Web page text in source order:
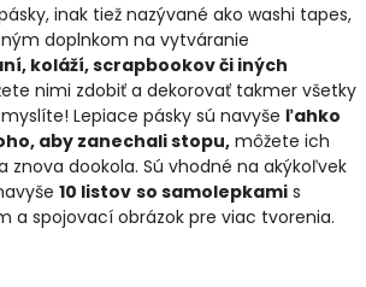
inak tiež nazývané ako washi tapes,
doplnkom na vytváranie
koláží, scrapbookov či iných
nimi zdobiť a dekorovať takmer všetky
Lepiace pásky sú navyše ľahko
aby zanechali stopu, môžete ich
znova dookola. Sú vhodné na akýkoľvek
10 listov so samolepkami s
a spojovací obrázok pre viac tvorenia.